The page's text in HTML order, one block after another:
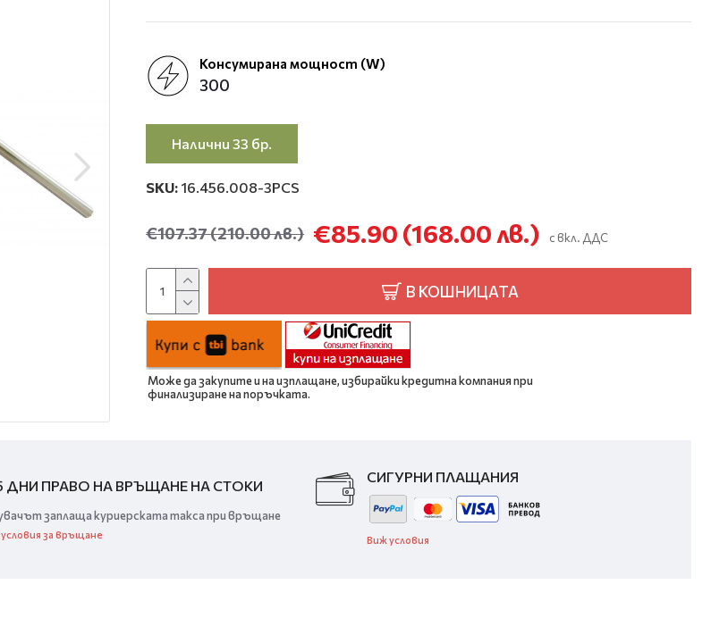
Консумирана мощност (W)
300
Налични 33 бр.
SKU: 16.456.008-3PCS
€85.90 (168.00 лв.)
€107.37(210.00 лв.) с вкл. ДДС
В КОШНИЦАТА
Може да закупите и на изплащане, избирайки кредитна компания при
финализиране на поръчката.
ДНИ ПРАВО НА ВРЪЩАНЕ НА СТОКИ
заплаща куриерската такса при връщане
за връщане
СИГУРНИ ПЛАЩАНИЯ
Виж условия